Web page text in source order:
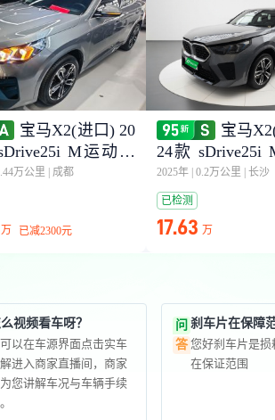
宝马X2(进口) 20
M运动套
万公里 成都
万 已减2300元
宝马
24款 sDrive25i
装
2025年 0.2万公里 长沙
已检测
17.63 万
视频看车呀？
以在车源界面点击实车
进入商家直播间，商家
您讲解车况与车辆手续
问 刹车片在保障
答 您好刹车片是损
在保证范围